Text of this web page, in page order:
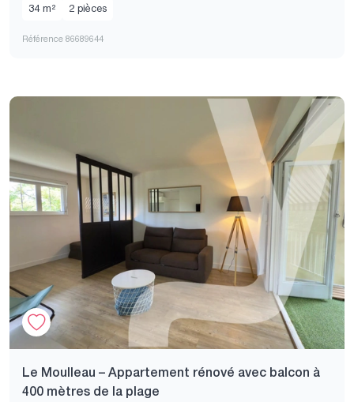
34 m² 2 pièces
Référence 86689644
Le Moulleau – Appartement rénové avec balcon à
400 mètres de la plage